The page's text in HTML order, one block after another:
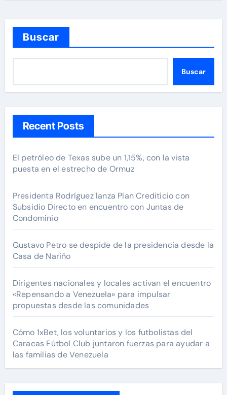
Buscar
Buscar
Recent Posts
El petróleo de Texas sube un 1,15%, con la vista
puesta en el estrecho de Ormuz
Presidenta Rodríguez lanza Plan Crediticio con
Subsidio Directo en encuentro con Juntas de
Condominio
Gustavo Petro se despide de la presidencia desde la
Casa de Nariño
Dirigentes nacionales y locales activan el encuentro
«Repensando a Venezuela» para impulsar
propuestas desde las comunidades
Cómo 1xBet, los voluntarios y los futbolistas del
Caracas Fútbol Club juntaron fuerzas para ayudar a
las familias de Venezuela